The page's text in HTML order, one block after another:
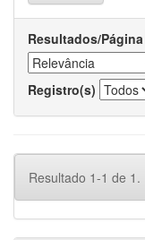
Resultados/Página
Registro(s)
Resultado 1-1 de 1.